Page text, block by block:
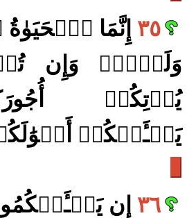
٣٥ إِنَّمَا
وَلَهۡوٞۚ وَإِن
يُؤۡتِكُمۡ
يَسۡـَٔلۡكُمۡ
٣٦ إِن